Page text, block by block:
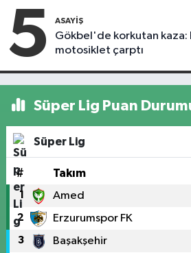
5 ASAYIŞ
Gökbel'de korkutan kaza:
motosiklet çarptı
Süper Lig Puan
Süper Lig
# Takım
1 Amed
2 Erzurumspor FK
3 Başakşehir